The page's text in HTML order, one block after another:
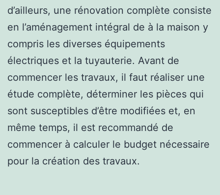
d’ailleurs, une rénovation complète consiste
en l’aménagement intégral de à la maison y
compris les diverses équipements
électriques et la tuyauterie. Avant de
commencer les travaux, il faut réaliser une
étude complète, déterminer les pièces qui
sont susceptibles d’être modifiées et, en
même temps, il est recommandé de
commencer à calculer le budget nécessaire
pour la création des travaux.